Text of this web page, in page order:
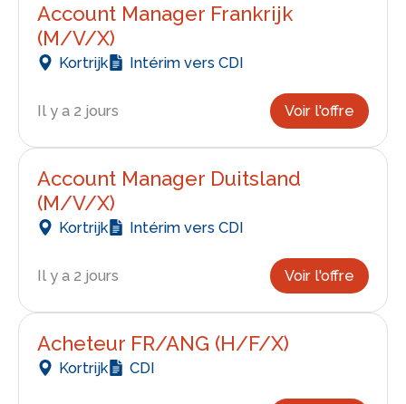
Account Manager Frankrijk
(M/V/X)
Kortrijk Intérim vers CDI
Il y a 2 jours Voir l'offre
Account Manager Duitsland
(M/V/X)
Kortrijk Intérim vers CDI
Il y a 2 jours Voir l'offre
Acheteur FR/ANG (H/F/X)
Kortrijk CDI